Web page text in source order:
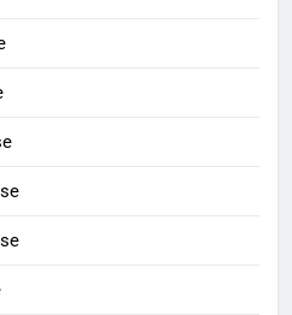
SZAVAK JELENTÉSE